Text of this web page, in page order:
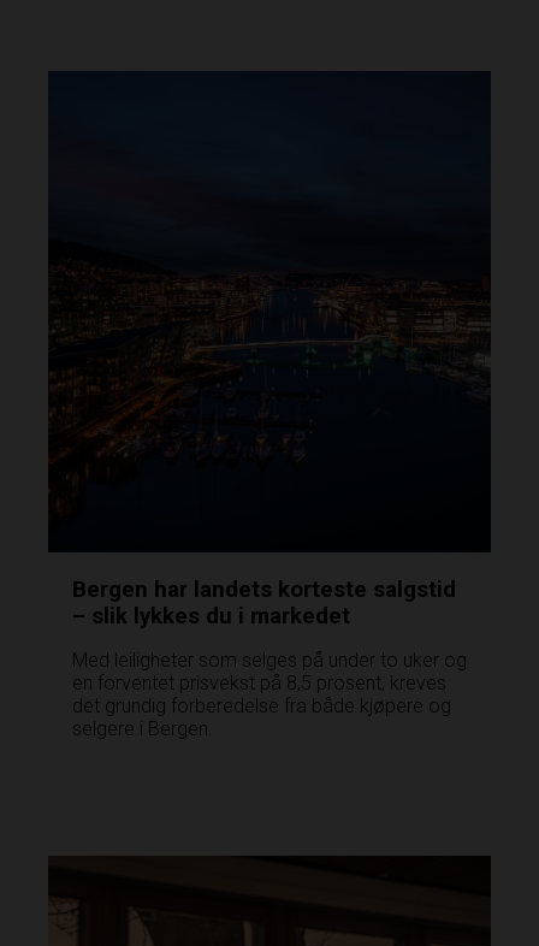
Bergen har landets korteste salgstid
– slik lykkes du i markedet
Med leiligheter som selges på under to uker og
en forventet prisvekst på 8,5 prosent, kreves
det grundig forberedelse fra både kjøpere og
selgere i Bergen.